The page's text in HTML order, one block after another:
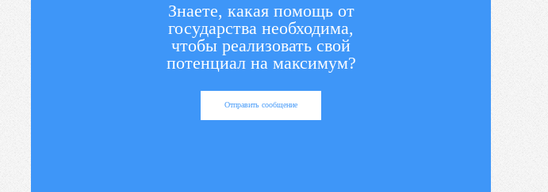
Знаете, какая помощь от
государства необходима,
чтобы реализовать свой
потенциал на максимум?
Отправить сообщение